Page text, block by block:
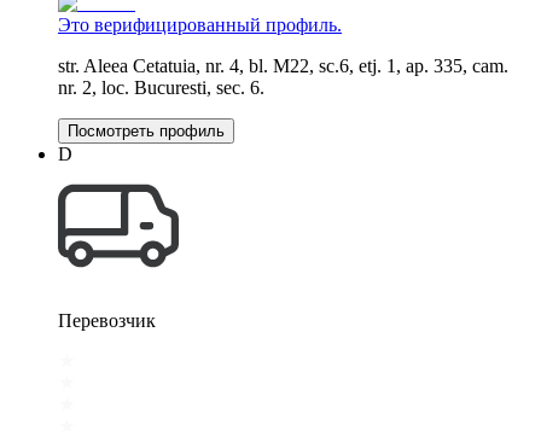
Это верифицированный профиль.
str. Aleea Cetatuia, nr. 4, bl. M22, sc.6, etj. 1, ap. 335, cam.
nr. 2, loc. Bucuresti, sec. 6.
Посмотреть профиль
D
Перевозчик